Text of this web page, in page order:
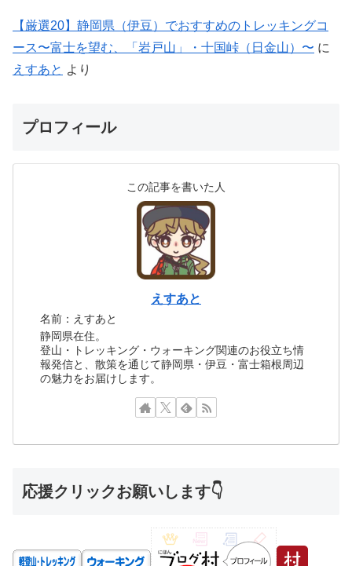
【厳選20】静岡県（伊豆）でおすすめのトレッキングコ
ース〜富士を望む、「岩戸山」・十国峠（日金山）〜 に
えすあと より
プロフィール
この記事を書いた人
えすあと
名前：えすあと
静岡県在住。
登山・トレッキング・ウォーキング関連のお役立ち情
報発信と、散策を通じて静岡県・伊豆・富士箱根周辺
の魅力をお届けします。
応援クリックお願いします👇